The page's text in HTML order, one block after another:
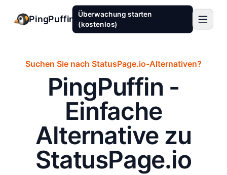
PingPuffin Überwachung starten
(kostenlos)
Suchen Sie nach StatusPage.io-Alternativen?
PingPuffin -
Einfache
Alternative zu
StatusPage.io